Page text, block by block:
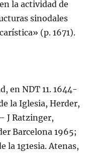
la actividad de
sinodales
(p. 1671).
en NDT 11. 1644-
la Iglesia, Herder,
J Ratzinger,
Barcelona 1965;
la 1g1esia. Atenas,